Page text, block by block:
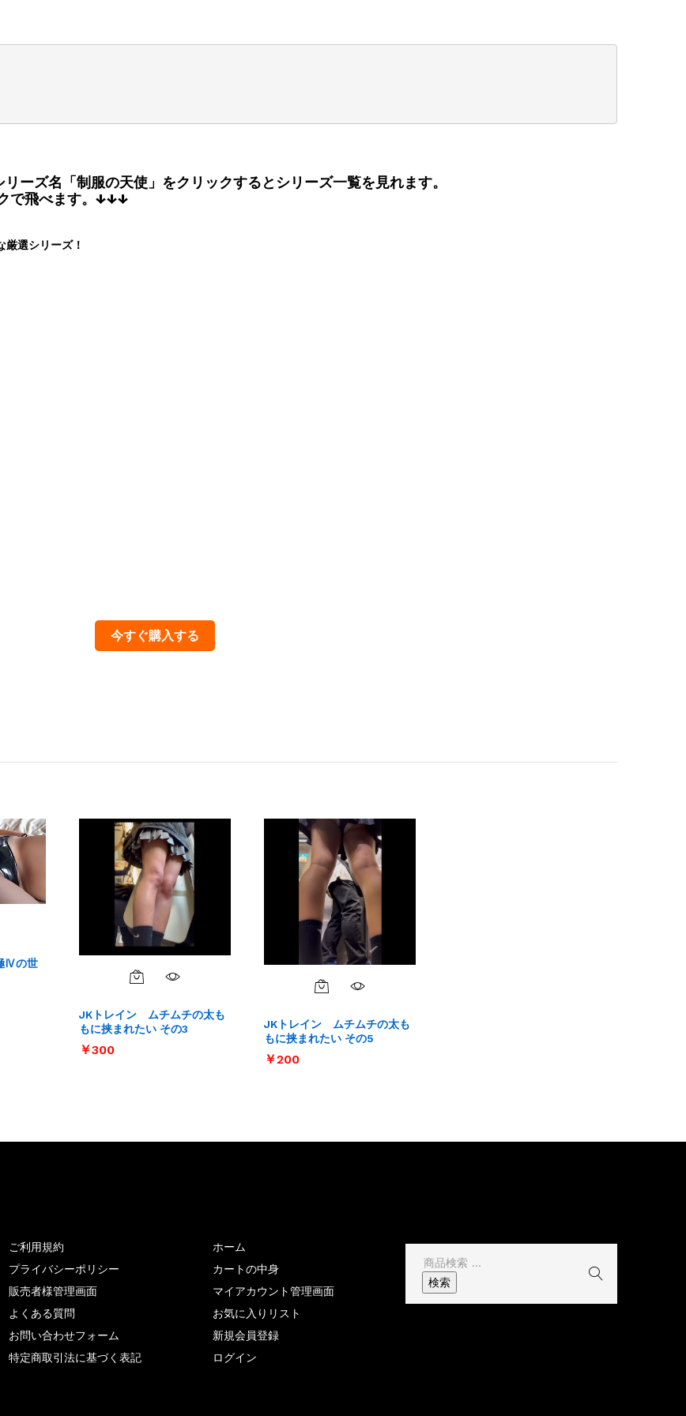
ーズ名「制服の天使」をクリックするとシリーズ一覧を見れます。
で飛べます。↓↓↓
選シリーズ！
今すぐ購入する
Ⅳの世
JKトレイン ムチムチの太も
もに挟まれたい その3
￥300
￥300
JKトレイン ムチムチの太も
もに挟まれたい その5
￥200
￥200
ご利用規約
プライバシーポリシー
販売者様管理画面
よくある質問
お問い合わせフォーム
特定商取引法に基づく表記
ホーム
カートの中身
マイアカウント管理画面
お気に入りリスト
新規会員登録
ログイン
検
索
結
検索